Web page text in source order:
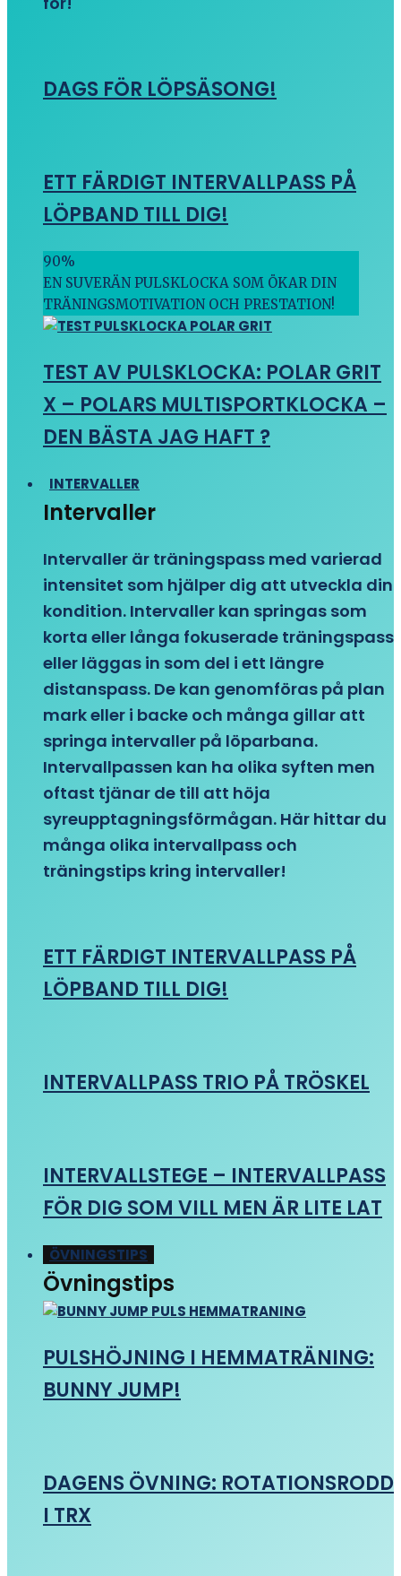
DAGS FÖR LÖPSÄSONG!
ETT FÄRDIGT INTERVALLPASS PÅ
LÖPBAND TILL DIG!
90%
EN SUVERÄN PULSKLOCKA SOM ÖKAR DIN
TRÄNINGSMOTIVATION OCH PRESTATION!
TEST AV PULSKLOCKA: POLAR GRIT
X – POLARS MULTISPORTKLOCKA –
DEN BÄSTA JAG HAFT ?
INTERVALLER
Intervaller
Intervaller är träningspass med varierad
intensitet som hjälper dig att utveckla din
kondition. Intervaller kan springas som
korta eller långa fokuserade träningspass
eller läggas in som del i ett längre
distanspass. De kan genomföras på plan
mark eller i backe och många gillar att
springa intervaller på löparbana.
Intervallpassen kan ha olika syften men
oftast tjänar de till att höja
syreupptagningsförmågan. Här hittar du
många olika intervallpass och
träningstips kring intervaller!
ETT FÄRDIGT INTERVALLPASS PÅ
LÖPBAND TILL DIG!
INTERVALLPASS TRIO PÅ TRÖSKEL
INTERVALLSTEGE – INTERVALLPASS
FÖR DIG SOM VILL MEN ÄR LITE LAT
ÖVNINGSTIPS
Övningstips
PULSHÖJNING I HEMMATRÄNING:
BUNNY JUMP!
DAGENS ÖVNING: ROTATIONSRODD
I TRX